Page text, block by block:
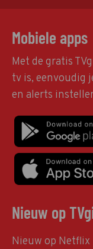
Mobiele apps
Met de gratis
tv is, eenvoudig
en alerts
Nieuw op
Nieuw op Netflix